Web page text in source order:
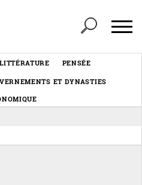
LITTÉRATURE PENSÉE
ET DYNASTIES